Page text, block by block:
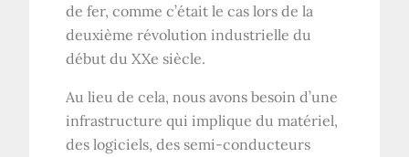
de fer, comme c’était le cas lors de la
deuxième révolution industrielle du
début du XXe siècle.
Au lieu de cela, nous avons besoin d’une
infrastructure qui implique du matériel,
des logiciels, des semi-conducteurs